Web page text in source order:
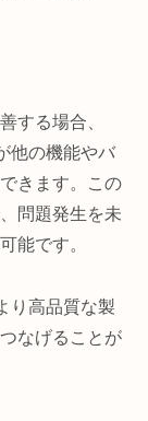
する場合、
他の機能やバ
きます。この
問題発生を未
能です。
り高品質な製
なげることが